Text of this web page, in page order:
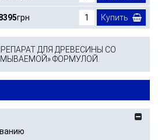
грн Купить
ДЛЯ ДРЕВЕСИНЫ СО
ФОРМУЛОЙ.